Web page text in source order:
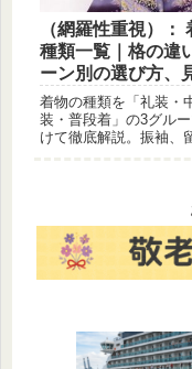
（網羅性重視）：
種類一覧｜格の違
ーン別の選び方、
方をわかりやすく
着物の種類を「礼装・
装・普段着」の3グル
けて徹底解説。振袖、
（TPO）、見分け方の
トを詳しく紹介します
の着物を着ればいいの
迷った時の参考にして
い。